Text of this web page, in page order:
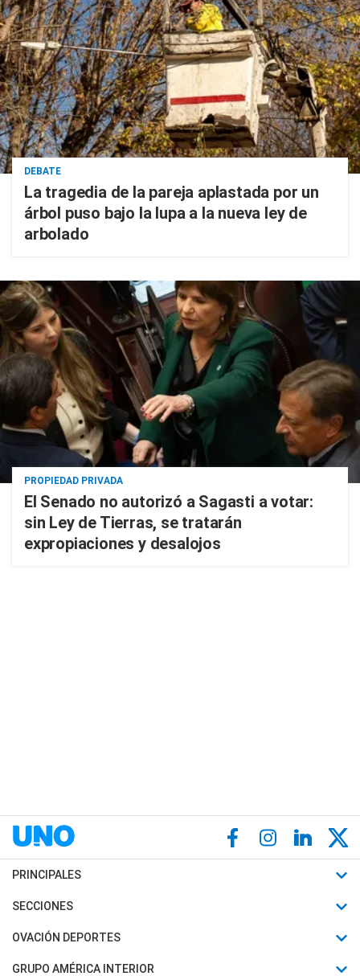
DEBATE
La tragedia de la pareja aplastada por un
árbol puso bajo la lupa a la nueva ley de
arbolado
PROPIEDAD PRIVADA
El Senado no autorizó a Sagasti a votar:
sin Ley de Tierras, se tratarán
expropiaciones y desalojos
PRINCIPALES
Últimas Noticias
Política
SECCIONES
Horóscopo
Motores
OVACIÓN DEPORTES
Fútbol
GRUPO AMÉRICA INTERIOR